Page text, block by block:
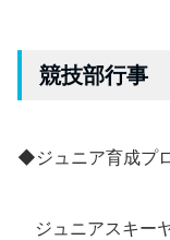
競技部行事
◆ジュニア育成プ
ジュニアスキー